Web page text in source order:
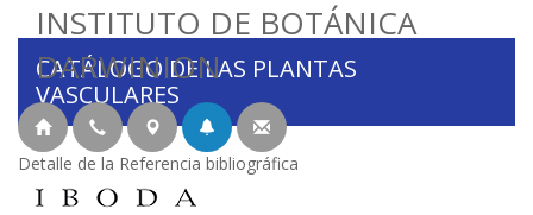
INSTITUTO DE BOTÁNICA
DARWINION
CATÁLOGO DE LAS PLANTAS
VASCULARES
Detalle de la Referencia bibliográfica